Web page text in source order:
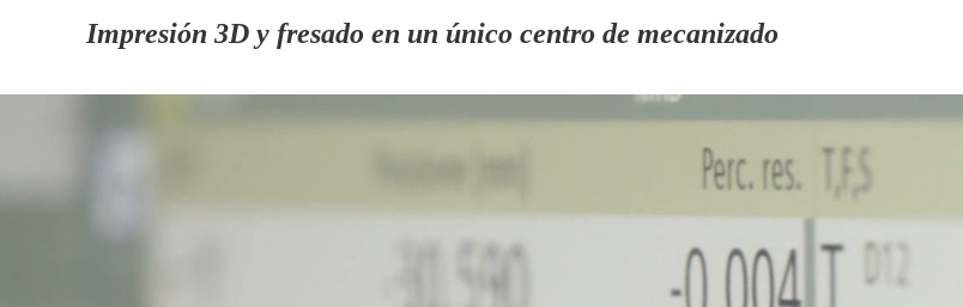
Impresión 3D y fresado en un único centro de mecanizado